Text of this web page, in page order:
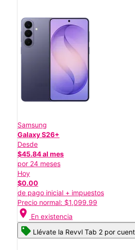
Samsung
Galaxy S26+
Desde
$45.84 al mes
por 24 meses
Hoy
$0.00
de pago inicial + impuestos
Precio normal: $1,099.99
location_on En existencia
Llévate la Revvl Tab 2 por